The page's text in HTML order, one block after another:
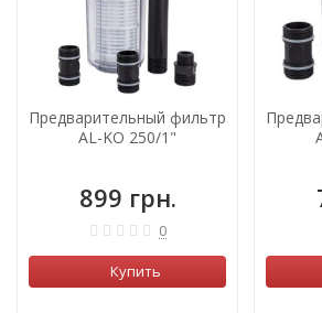
Предварительный фильтр
AL-KO 250/1"
899 грн.
0
Купить